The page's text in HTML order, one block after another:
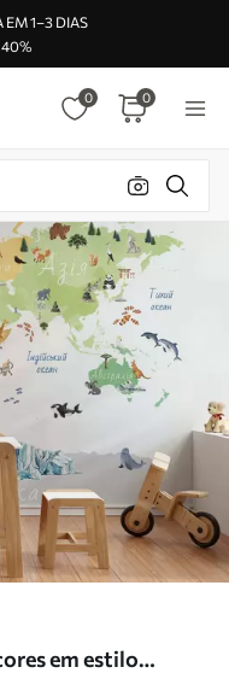
EM 1–3 DIAS
40%
0 0
em estilo